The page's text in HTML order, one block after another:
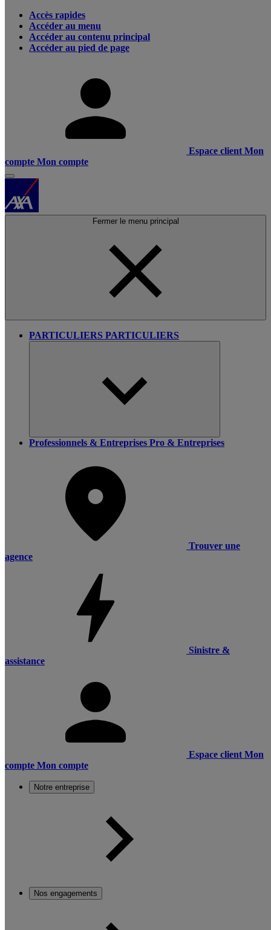
Accès rapides
Accéder au menu
Accéder au contenu principal
Accéder au pied de page
Espace client Mon
compte Mon compte
Fermer le menu principal
PARTICULIERS PARTICULIERS
Professionnels & Entreprises Pro & Entreprises
Trouver une
agence
Sinistre &
assistance
Espace client Mon
compte Mon compte
Notre entreprise
Nos engagements